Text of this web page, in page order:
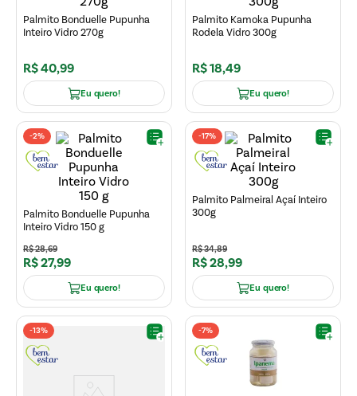
Palmito Bonduelle Pupunha
Inteiro Vidro 270g
R$40,99
Eu quero!
Palmito Kamoka Pupunha
Rodela Vidro 300g
R$18,49
Eu quero!
-2%
Palmito Bonduelle Pupunha
Inteiro Vidro 150 g
R$28,69
R$27,99
Eu quero!
-17%
Palmito Palmeiral Açaí Inteiro
300g
R$34,89
R$28,99
Eu quero!
-13% -7%